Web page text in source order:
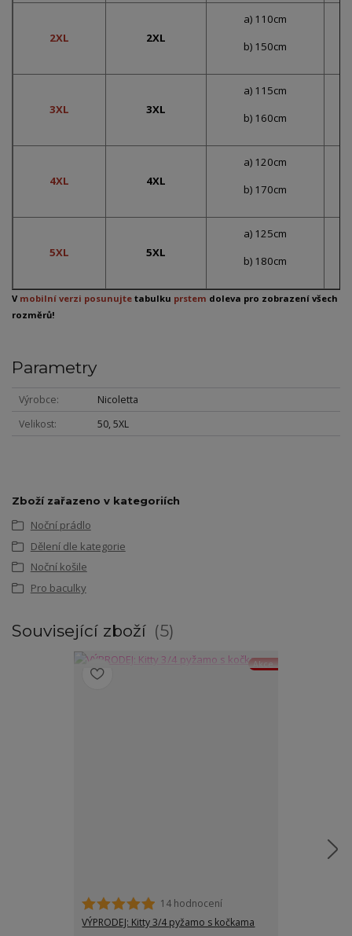
2XL 2XL
a) 110cm
b) 150cm
3XL 3XL
a) 115cm
b) 160cm
4XL 4XL
a) 120cm
b) 170cm
5XL 5XL
a) 125cm
b) 180cm
V mobilní verzi posunujte tabulku prstem doleva pro zobrazení všech
rozměrů!
Parametry
Výrobce
Nicoletta
Velikost
50, 5XL
Zboží zařazeno v kategoriích
Noční prádlo
Dělení dle kategorie
Noční košile
Pro baculky
Související zboží 5
Akce
14 hodnocení
VÝPRODEJ: Kitty 3/4 pyžamo s kočkama